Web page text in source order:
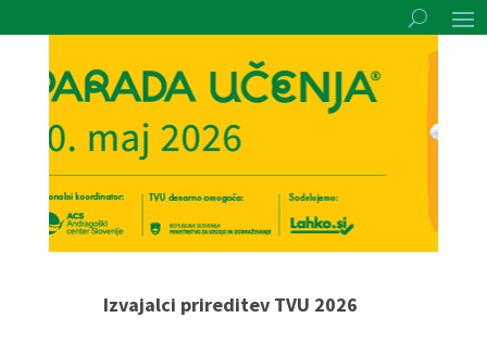
Izvajalci prireditev TVU 2026